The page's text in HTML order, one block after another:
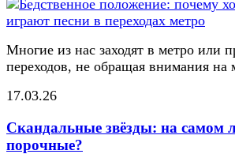
Многие из нас заходят в метро или
переходов, не обращая внимания на
17.03.26
Скандальные звёзды: на самом
порочные?